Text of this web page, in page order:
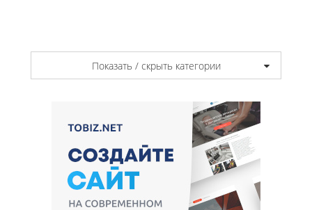
Показать / скрыть категории